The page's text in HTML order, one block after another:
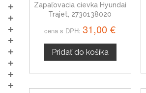
Zapaľovacia cievka Hyundai
Trajet, 2730138020
cena s DPH: 31,00 €
Pridať do košíka